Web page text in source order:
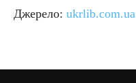
Джерело: ukrlib.com.ua